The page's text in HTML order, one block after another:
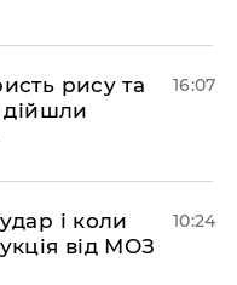
рису та
дійшли
16:07
і коли
від МОЗ
10:24